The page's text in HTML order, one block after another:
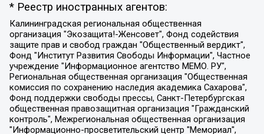
* Реестр иностранных агентов:
Калининградская региональная общественная организация "Экозащита!-Женсовет", Фонд содействия защите прав и свобод граждан "Общественный вердикт", Фонд "Институт Развития Свободы Информации", Частное учреждение "Информационное агентство МЕМО. РУ", Региональная общественная организация "Общественная комиссия по сохранению наследия академика Сахарова", Фонд поддержки свободы прессы, Санкт-Петербургская общественная правозащитная организация "Гражданский контроль", Межрегиональная общественная организация "Информационно-просветительский центр "Мемориал", Региональный Фонд "Центр Защиты Прав Средств Массовой Информации", с 05.12.2023 Фонд "Центр Защиты Прав Средств массовой информации", Региональная общественная благотворительная организация помощи беженцам и мигрантам "Гражданское содействие", Негосударственное образовательное учреждение дополнительного профессионального образования (повышение квалификации) специалистов "АКАДЕМИЯ ПО ПРАВАМ ЧЕЛОВЕКА", Свердловская региональная общественная организация "Сутяжник", Автономная некоммерческая организация "Центр независимых социологических исследований", Союз общественных объединений "Российский исследовательский центр по правам человека", Региональное общественное учреждение научно-информационный центр "МЕМОРИАЛ", Некоммерческая организация "Фонд защиты гласности", Автономная некоммерческая организация "Институт прав человека", Городская общественная организация "Екатеринбургское общество "МЕМОРИАЛ", Городская общественная организация "Рязанское историко-просветительское и правозащитное общество "Мемориал" (Рязанский Мемориал), Челябинский региональный орган общественной самодеятельности – женское общественное объединение "Женщины Евразии", Челябинский региональный орган общественной самодеятельности "Уральская правозащитная группа", Фонд содействия защите здоровья и социальной справедливости имени Андрея Рылькова, Автономная Некоммерческая Организация "Аналитический Центр Юрия Левады", Автономная некоммерческая организация социальной поддержки населения "Проект Апрель", Региональная общественная организация помощи женщинам и детям, находящимся в кризисной ситуации "Информационно-методический центр "Анна", Фонд содействия развитию массовых коммуникаций и правовому просвещению "Так-так-Так", Фонд содействия устойчивому развитию "Серебряная тайга", Свердловский региональный общественный фонд социальных проектов "Новое время", "Idel.Реалии", Кавказ.Реалии, Крым.Реалии, Телеканал Настоящее Время, Татаро-башкирская служба Радио Свобода (Azatliq Radiosi), Радио Свободная Европа/Радио Свобода (PCE/PC), "Сибирь.Реалии", "Фактограф", Благотворительный фонд помощи осужденным и их семьям, Автономная некоммерческая организация "Институт глобализации и социальных движений", Фонд "В защиту прав заключенных", Частное учреждение "Центр поддержки и содействия развитию средств массовой информации", Пензенский региональный общественный благотворительный фонд "Гражданский союз", "Север.Реалии", Некоммерческая организация Фонд "Правовая инициатива", Общество с ограниченной ответственностью "Радио Свободная Европа/Радио Свобода", Чешское информационное агентство "MEDIUM-ORIENT", Красноярская региональная общественная организация "Мы против СПИДа", Камалягин Денис Николаевич, Маркелов Сергей Евгеньевич, Пономарев Лев Александрович, Савицкая Людмила Алексеевна, Автономная некоммерческая организация "Центр по работе с проблемой насилия "НАСИЛИЮ.НЕТ", Межрегиональный профессиональный союз работников здравоохранения "Альянс врачей", Юридическое лицо, зарегистрированное в Латвийской Республике, SIA "Medusa Project" (регистрационный номер 40103797863, дата регистрации 10.06.2014), Некоммерческая организация "Фонд по борьбе с коррупцией", Автономная некоммерческая организация "Институт права и публичной политики", Баданин Роман Сергеевич, Гликин Максим Александрович, Железнова Мария Михайловна, Лукьянова Юлия Сергеевна, Маетная Елизавета Витальевна, Маняхин Петр Борисович, Чуракова Ольга Владимировна, Ярош Юлия Петровна, Юридическое лицо "The Insider SIA", зарегистрированное в Риге, Латвийская Республика (дата регистрации 26.06.2015), являющееся администратором доменного имени интернет-издания "The Insider SIA", https://theins.ru, Постернак Алексей Евгеньевич, Рубин Михаил Аркадьевич, Анин Роман Александрович, Юридическое лицо Istories fonds, зарегистрированное в Латвийской Республике (регистрационный номер 50008295751, дата регистрации 24.02.2020), Великовский Дмитрий Александрович, Долинина Ирина Николаевна, Мароховская Алеся Алексеевна, Шлейнов Роман Юрьевич, Шмагун Олеся Валентиновна, Общество с ограниченной ответственностью "Альтаир 2021", Общество с ограниченной ответственностью "Вега 2021", Общество с ограниченной ответственностью "Главный редактор 2021", Общество с ограниченной ответственностью "Ромашки монолит", Важенков Артем Валерьевич, Ивановская областная общественная организация "Центр гендерных исследований", Гурман Юрий Альбертович, Медиапроект "ОВД-Инфо", Егоров Владимир Владимирович, Жилинский Владимир Александрович, Общество с ограниченной ответственностью "ЗП", Иванова София Юрьевна, Карезина Инна Павловна, Кильтау Екатерина Викторовна, Петров Алексей Викторович, Пискунов Сергей Евгеньевич, Смирнов Сергей Сергеевич, Тихонов Михаил Сергеевич, Общество с ограниченной ответственностью "ЖУРНАЛИСТ-ИНОСТРАННЫЙ АГЕНТ", Арапова Галина Юрьевна, Вольтская Татьяна Анатольевна, Американская компания "Mason G.E.S. Anonymous Foundation" (США), являющаяся владельцем интернет-издания https://mnews.world/, Компания "Stichting Bellingcat", зарегистрированная в Нидерландах (дата регистрации 11.07.2018), Захаров Андрей Вячеславович, Клепиковская Екатерина Дмитриевна, Общество с ограниченной ответственностью "МЕМО", Перл Роман Александрович, Симонов Евгений Алексеевич, Соловьева Елена Анатольевна, Сотников Даниил Владимирович, Сурначева Елизавета Дмитриевна, Автономная некоммерческая организация по защите прав человека и информированию населения "Якутия – Наше Мнение", Общество с ограниченной ответственностью "Москоу диджитал медиа", с 26.01.2023 Общество с ограниченной ответственностью "Чайка Белые сады", Ветошкина Валерия Валерьевна, Заговора Максим Александрович, Межрегиональное общественное движение "Российская ЛГБТ - сеть", Оленичев Максим Владимирович, Павлов Иван Юрьевич, Скворцова Елена Сергеевна, Общество с ограниченной ответственностью "Как бы инагент", Кочетков Игорь Викторович, Общество с ограниченной ответственностью "Честные выборы", Еланчик Олег Александрович, Общество с ограниченной ответственностью "Нобелевский призыв", Гималова Регина Эмилевна, Григорьев Андрей Валерьевич, Григорьева Алина Александровна, Ассоциация по содействию защите прав призывников, альтернативнослужащих и военнослужащих "Правозащитная группа "Гражданин.Армия.Право", Хисамова Регина Фаритовна, Автономная некоммерческая организация по реализации социально-правовых программ "Лилит", Дальневосточное общественное движение "Маяк", Санкт-Петербургская ЛГБТ-инициативная группа "Выход", Инициативная группа ЛГБТ+ "Реверс", Алексеев Андрей Викторович, Бекбулатова Таисия Львовна, Беляев Иван Михайлович, Владыкина Елена Сергеевна, Гельман Марат Александрович, Никульшина Вероника Юрьевна, Толоконникова Надежда Андреевна, Шендерович Виктор Анатольевич, Общество с ограниченной ответственностью "Данное сообщение", Общество с ограниченной ответственностью Издательский дом "Новая глава", Айнбиндер Александра Александровна, Московский комьюнити-центр для ЛГБТ+инициатив, Благотворительный фонд развития филантропии, Deutsche Welle (Германия, Kurt-Schumacher-Strasse 3, 53113 Bonn), Борзунова Мария Михайловна, Воробьев Виктор Викторович, Голубева Анна Львовна, Константинова Алла Михайловна, Малкова Ирина Владимировна, Мурадов Мурад Абдулгалимович, Осетинская Елизавета Николаевна, Понасенков Евгений Николаевич, Ганапольский Матвей Юрьевич, Киселев Евгений Алексеевич, Борухович Ирина Григорьевна, Дремин Иван Тимофеевич, Дубровский Дмитрий Викторович, Красноярская региональная общественная организация поддержки и развития альтернативных образовательных технологий и межкультурных коммуникаций "ИНТЕРРА", Маяковская Екатерина Алексеевна, Фейгин Марк Захарович, Филимонов Андрей Викторович, Дзугкоева Регина Николаевна, Доброхотов Роман Александрович, Дудь Юрий Александрович, Елкин Сергей Владимирович, Кругликов Кирилл Игоревич, Сабунаева Мария Леонидовна, Семенов Алексей Владимирович, Шаинян Карен Багратович, Шульман Екатерина Михайловна, Асафьев Артур Валерьевич, Вахштайн Виктор Семенович, Венедиктов Алексей Алексеевич, Лушникова Екатерина Евгеньевна, Волков Леонид Михайлович, Невзоров Александр Глебович, Пархоменко Сергей Борисович, Сироткин Ярослав Николаевич, Кара-Мурза Владимир Владимирович, Баранова Наталья Владимировна, Гозман Леонид Яковлевич, Кагарлицкий Борис Юльевич, Климарев Михаил Валерьевич, Милов Владимир Станиславович, Автономная некоммерческая организация Краснодарский центр современного искусства "Типография", Моргенштерн Алишер Тагирович, Соболь Любовь Эдуардовна, Общество с ограниченной ответственностью "ЛИЗА НОРМ", Каспаров Гарри Кимович, Ходорковский Михаил Борисович, Общество с ограниченной ответственностью "Апрельские тезисы", Данилович Ирина Брониславовна, Кашин Олег Владимирович, Петров Николай Владимирович, Пивоваров Алексей Владимирович, Соколов Михаил Владимирович, Цветкова Юлия Владимировна, Чичваркин Евгений Александрович, Комитет против пыток/Команда против пыток, Общество с ограниченной ответственностью "Первый научный", Общество с ограниченной ответственностью "Вертолет и ко", Белоцерковская Вероника Борисовна, Кац Максим Евгеньевич, Лазарева Татьяна Юрьевна, Шаведдинов Руслан Табризович, Яшин Илья Валерьевич, Общество с ограниченной ответственностью "Иноагент ААВ", Алешковский Дмитрий Петрович, Альбац Евгения Марковна, Быков Дмитрий Львович, Галямина Юлия Евгеньевна, Лойко Сергей Леонидович, Мартынов Кирилл Константинович, Медведев Сергей Александрович, Крашенинников Федор Геннадиевич, Гордеева Катерина Вл